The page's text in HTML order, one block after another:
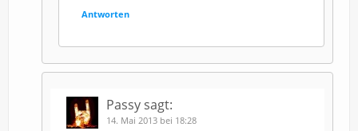
Antworten
Passy sagt:
14. Mai 2013 bei 18:28